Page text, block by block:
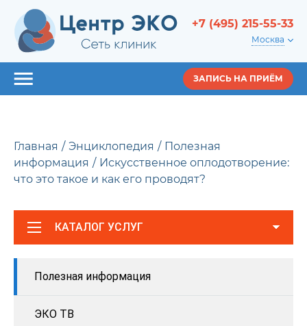
+7 (495) 215-55-33
Москва
ЗАПИСЬ НА ПРИЁМ
Главная Энциклопедия
Полезная
информация
Искусственное оплодотворение:
что это такое и как его проводят?
КАТАЛОГ УСЛУГ
Полезная информация
ЭКО ТВ